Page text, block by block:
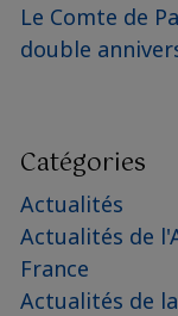
Le Comte de
double
Catégories
Actualités
Actualités de
France
Actualités de